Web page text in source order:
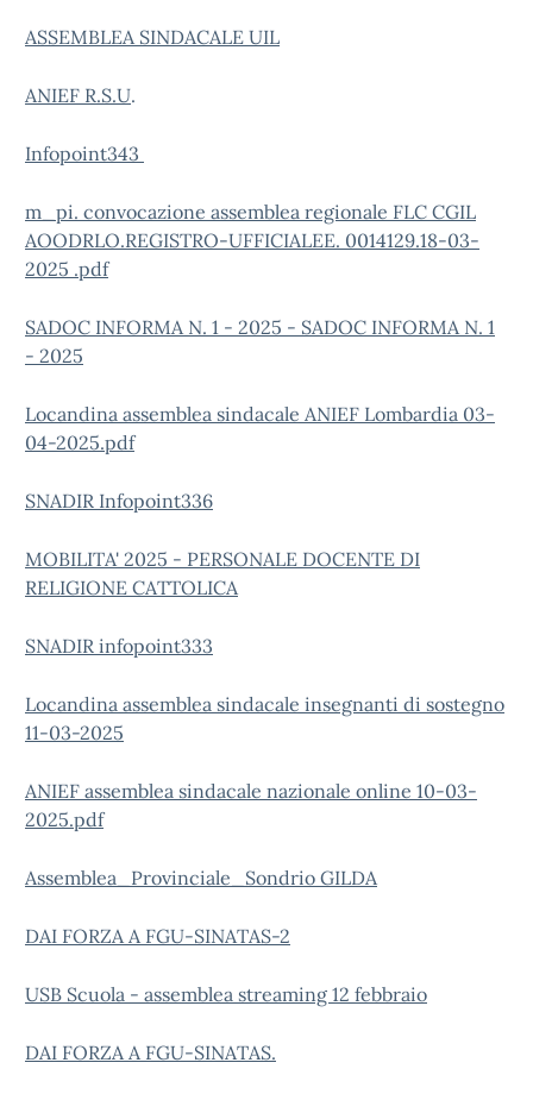
ASSEMBLEA SINDACALE UIL
ANIEF R.S.U.
Infopoint343
m_pi. convocazione assemblea regionale FLC CGIL
AOODRLO.REGISTRO-UFFICIALEE. 0014129.18-03-
2025 .pdf
SADOC INFORMA N. 1 - 2025 - SADOC INFORMA N. 1
- 2025
Locandina assemblea sindacale ANIEF Lombardia 03-
04-2025.pdf
SNADIR Infopoint336
MOBILITA' 2025 - PERSONALE DOCENTE DI
RELIGIONE CATTOLICA
SNADIR infopoint333
Locandina assemblea sindacale insegnanti di sostegno
11-03-2025
ANIEF assemblea sindacale nazionale online 10-03-
2025.pdf
Assemblea_Provinciale_Sondrio GILDA
DAI FORZA A FGU-SINATAS-2
USB Scuola - assemblea streaming 12 febbraio
DAI FORZA A FGU-SINATAS.